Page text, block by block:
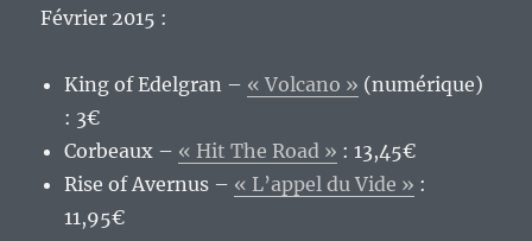
Février 2015 :
King of Edelgran – « Volcano » (numérique)
: 3€
Corbeaux – « Hit The Road » : 13,45€
Rise of Avernus – « L’appel du Vide » :
11,95€